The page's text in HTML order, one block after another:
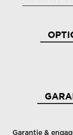
Garantie &